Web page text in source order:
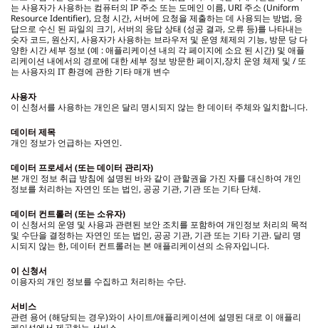
는 사용자가 사용하는 컴퓨터의 IP 주소 또는 도메인 이름, URI 주소 (Uniform
Resource Identifier), 요청 시간, 서버에 요청을 제출하는 데 사용되는 방법, 응
답으로 수신 된 파일의 크기, 서버의 응답 상태 (성공 결과, 오류 등)를 나타내는
숫자 코드, 원산지, 사용자가 사용하는 브라우저 및 운영 체제의 기능, 방문 당 다
양한 시간 세부 정보 (예 : 애플리케이션 내의 각 페이지에 소요 된 시간) 및 애플
리케이션 내에서의 경로에 대한 세부 정보 방문한 페이지,장치 운영 체제 및 / 또
는 사용자의 IT 환경에 관한 기타 매개 변수
사용자
이 신청서를 사용하는 개인은 달리 명시되지 않는 한 데이터 주체와 일치합니다.
데이터 제목
개인 정보가 언급하는 자연인.
데이터 프로세서 (또는 데이터 관리자)
본 개인 정보 취급 방침에 설명된 바와 같이 관할권을 가진 자를 대신하여 개인
정보를 처리하는 자연인 또는 법인, 공공 기관, 기관 또는 기타 단체.
데이터 컨트롤러 (또는 소유자)
이 신청서의 운영 및 사용과 관련된 보안 조치를 포함하여 개인정보 처리의 목적
및 수단을 결정하는 자연인 또는 법인, 공공 기관, 기관 또는 기타 기관. 달리 명
시되지 않는 한, 데이터 컨트롤러는 본 애플리케이션의 소유자입니다.
이 신청서
이용자의 개인 정보를 수집하고 처리하는 수단.
서비스
관련 용어 (해당되는 경우)와이 사이트/애플리케이션에 설명된 대로 이 애플리